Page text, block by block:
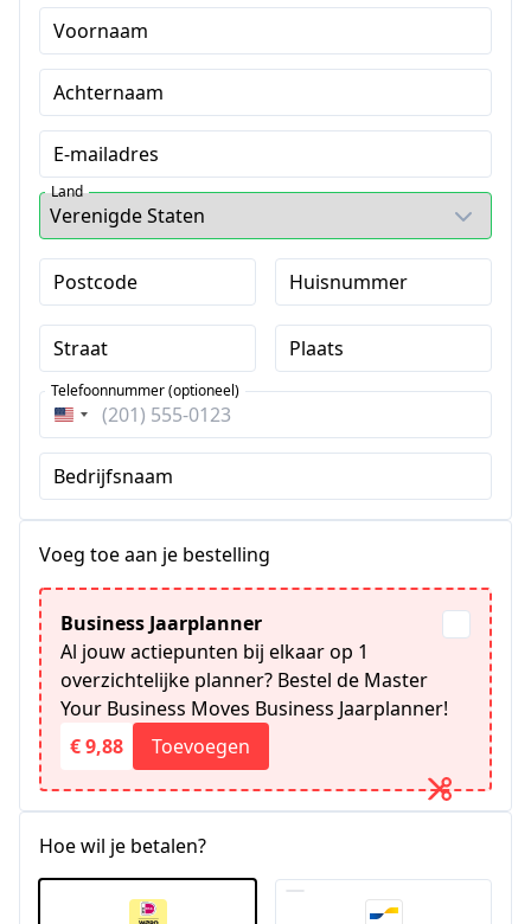
Voornaam
Achternaam
E-mailadres
Land
Postcode Huisnummer
Straat Plaats
Verenigde
Staten
+1
Telefoonnummer (optioneel)
Bedrijfsnaam
Voeg toe aan je bestelling
Business Jaarplanner
Al jouw actiepunten bij elkaar op 1
overzichtelijke planner? Bestel de Master
Your Business Moves Business Jaarplanner!
€ 9,88
Toevoegen
Hoe wil je betalen?